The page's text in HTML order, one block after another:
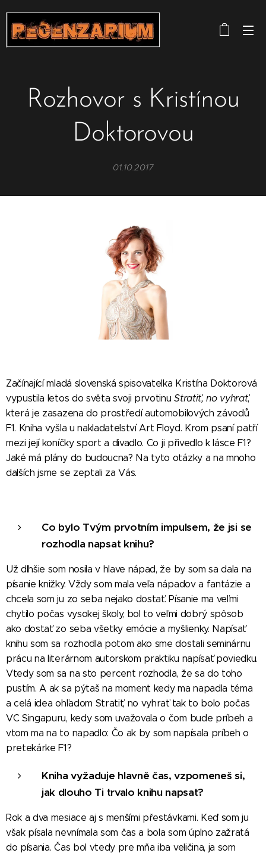
Rozhovor s Kristínou
Doktorovou
01.10.2017
Začínající mladá slovenská spisovatelka Kristína Doktorová
vypustila letos do světa svoji prvotinuStratiť, no vyhrať,
která je zasazena do prostředí automobilových závodů
F1. Kniha vyšla u nakladatelství Art Floyd. Krom psaní patří
mezi její koníčky sport a divadlo. Co ji přivedlo k lásce F1?
Jaké má plány do budoucna? Na tyto otázky a na mnoho
dalších jsme se zeptali za Vás.
Co bylo Tvým prvotním impulsem, že jsi se
rozhodla napsat knihu?
Už dlhšie som nosila v hlave nápad, že by som sa dala na
písanie knižky. Vždy som mala veľa nápadov a fantázie a
chcela som ju zo seba nejako dostať. Písanie ma veľmi
chytilo počas vysokej školy, bol to veľmi dobrý spôsob
ako dostať zo seba všetky emócie a myšlienky. Napísať
knihu som sa rozhodla potom ako sme dostali seminárnu
prácu na literárnom autorskom praktiku napísať poviedku.
Vtedy som sa na sto percent rozhodla, že sa do toho
pustím. A ak sa pýtaš na moment kedy ma napadla téma
a celá idea ohľadom Stratiť, no vyhrať tak to bolo počas
VC Singapuru, kedy som uvažovala o čom bude príbeh a
vtom ma na to napadlo: Čo ak by som napísala príbeh o
pretekárke F1?
Kniha vyžaduje hlavně čas, vzpomeneš si,
jak dlouho Ti trvalo knihu napsat?
Rok a dva mesiace aj s menšími přestávkami. Keď som ju
však písala nevnímala som čas a bola som úplno zažratá
do písania. Čas bol vtedy pre mňa iba veličina, ja som